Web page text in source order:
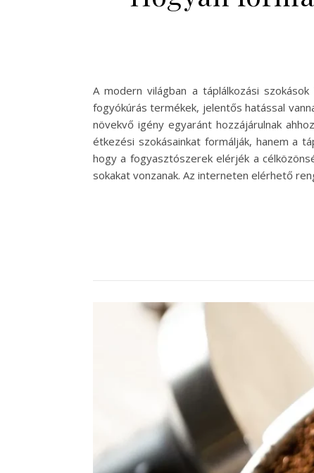
A modern világban a táplálkozási
fogyókúrás termékek, jelentős hatással
növekvő igény egyaránt hozzájárulnak
étkezési szokásainkat formálják, hanem a
hogy a fogyasztószerek elérjék a
sokakat vonzanak. Az interneten elérhető